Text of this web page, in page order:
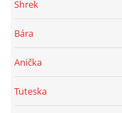
Shrek
Bára
Anička
Tuteska